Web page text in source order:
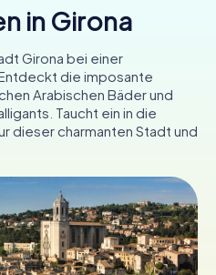
CH
DE
UK
IE
in Girona
Girona bei einer
die imposante
Arabischen Bäder und
Taucht ein in die
dieser charmanten Stadt und